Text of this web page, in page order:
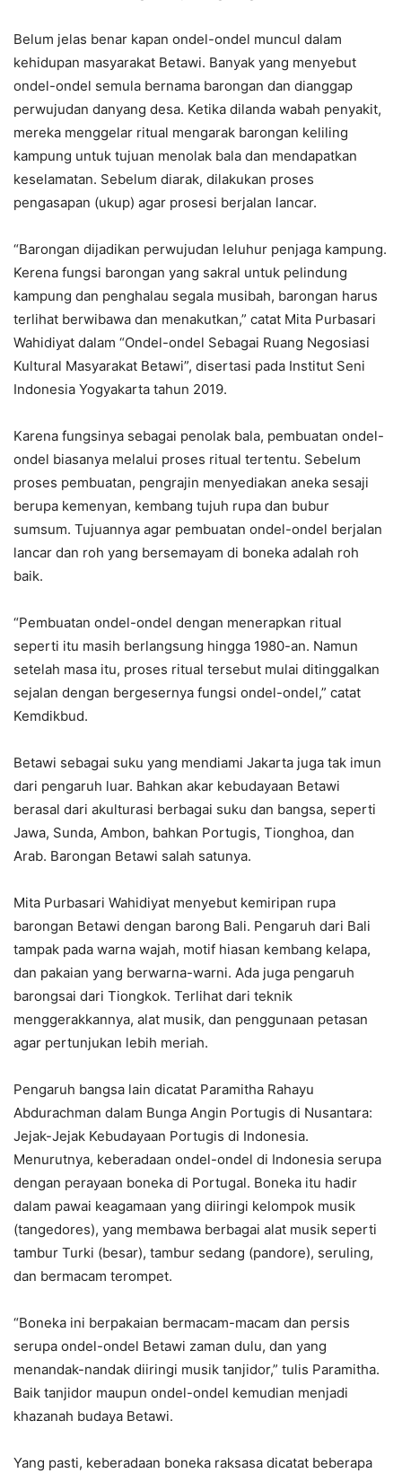
Belum jelas benar kapan ondel-ondel muncul dalam
kehidupan masyarakat Betawi. Banyak yang menyebut
ondel-ondel semula bernama barongan dan dianggap
perwujudan danyang desa. Ketika dilanda wabah penyakit,
mereka menggelar ritual mengarak barongan keliling
kampung untuk tujuan menolak bala dan mendapatkan
keselamatan. Sebelum diarak, dilakukan proses
pengasapan (ukup) agar prosesi berjalan lancar.
“Barongan dijadikan perwujudan leluhur penjaga kampung.
Kerena fungsi barongan yang sakral untuk pelindung
kampung dan penghalau segala musibah, barongan harus
terlihat berwibawa dan menakutkan,” catat Mita Purbasari
Wahidiyat dalam “Ondel-ondel Sebagai Ruang Negosiasi
Kultural Masyarakat Betawi”, disertasi pada Institut Seni
Indonesia Yogyakarta tahun 2019.
Karena fungsinya sebagai penolak bala, pembuatan ondel-
ondel biasanya melalui proses ritual tertentu. Sebelum
proses pembuatan, pengrajin menyediakan aneka sesaji
berupa kemenyan, kembang tujuh rupa dan bubur
sumsum. Tujuannya agar pembuatan ondel-ondel berjalan
lancar dan roh yang bersemayam di boneka adalah roh
baik.
“Pembuatan ondel-ondel dengan menerapkan ritual
seperti itu masih berlangsung hingga 1980-an. Namun
setelah masa itu, proses ritual tersebut mulai ditinggalkan
sejalan dengan bergesernya fungsi ondel-ondel,” catat
Kemdikbud.
Betawi sebagai suku yang mendiami Jakarta juga tak imun
dari pengaruh luar. Bahkan akar kebudayaan Betawi
berasal dari akulturasi berbagai suku dan bangsa, seperti
Jawa, Sunda, Ambon, bahkan Portugis, Tionghoa, dan
Arab. Barongan Betawi salah satunya.
Mita Purbasari Wahidiyat menyebut kemiripan rupa
barongan Betawi dengan barong Bali. Pengaruh dari Bali
tampak pada warna wajah, motif hiasan kembang kelapa,
dan pakaian yang berwarna-warni. Ada juga pengaruh
barongsai dari Tiongkok. Terlihat dari teknik
menggerakkannya, alat musik, dan penggunaan petasan
agar pertunjukan lebih meriah.
Pengaruh bangsa lain dicatat Paramitha Rahayu
Abdurachman dalam Bunga Angin Portugis di Nusantara:
Jejak-Jejak Kebudayaan Portugis di Indonesia.
Menurutnya, keberadaan ondel-ondel di Indonesia serupa
dengan perayaan boneka di Portugal. Boneka itu hadir
dalam pawai keagamaan yang diiringi kelompok musik
(tangedores), yang membawa berbagai alat musik seperti
tambur Turki (besar), tambur sedang (pandore), seruling,
dan bermacam terompet.
“Boneka ini berpakaian bermacam-macam dan persis
serupa ondel-ondel Betawi zaman dulu, dan yang
menandak-nandak diiringi musik tanjidor,” tulis Paramitha.
Baik tanjidor maupun ondel-ondel kemudian menjadi
khazanah budaya Betawi.
Yang pasti, keberadaan boneka raksasa dicatat beberapa